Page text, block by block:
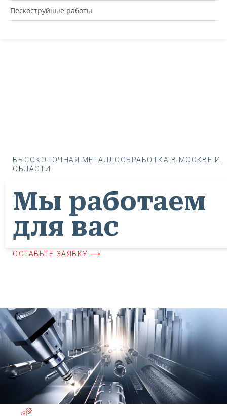
Пескоструйные работы
ВЫСОКОТОЧНАЯ МЕТАЛЛООБРАБОТКА В МОСКВЕ И
ОБЛАСТИ
Мы работаем
для вас
ОСТАВЬТЕ ЗАЯВКУ ⟶